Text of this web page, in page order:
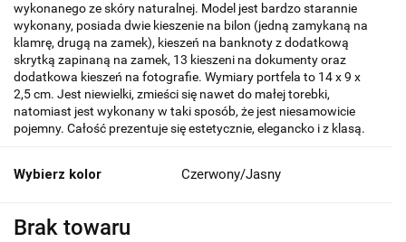
wykonanego ze skóry naturalnej. Model jest bardzo starannie
wykonany, posiada dwie kieszenie na bilon (jedną zamykaną na
klamrę, drugą na zamek), kieszeń na banknoty z dodatkową
skrytką zapinaną na zamek, 13 kieszeni na dokumenty oraz
dodatkowa kieszeń na fotografie. Wymiary portfela to 14 x 9 x
2,5 cm. Jest niewielki, zmieści się nawet do małej torebki,
natomiast jest wykonany w taki sposób, że jest niesamowicie
pojemny. Całość prezentuje się estetycznie, elegancko i z klasą.
Wybierz kolor Czerwony/Jasny
Brak towaru